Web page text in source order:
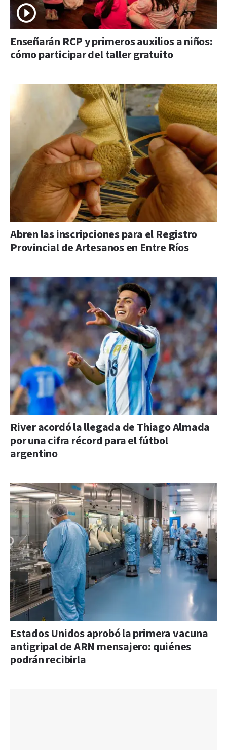
Enseñarán RCP y primeros auxilios a niños:
cómo participar del taller gratuito
Abren las inscripciones para el Registro
Provincial de Artesanos en Entre Ríos
River acordó la llegada de Thiago Almada
por una cifra récord para el fútbol
argentino
Estados Unidos aprobó la primera vacuna
antigripal de ARN mensajero: quiénes
podrán recibirla